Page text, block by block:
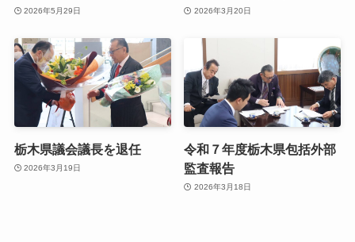
2026年5月29日 2026年3月20日
栃木県議会議長を退任
2026年3月19日
令和７年度栃木県包括外部
監査報告
2026年3月18日